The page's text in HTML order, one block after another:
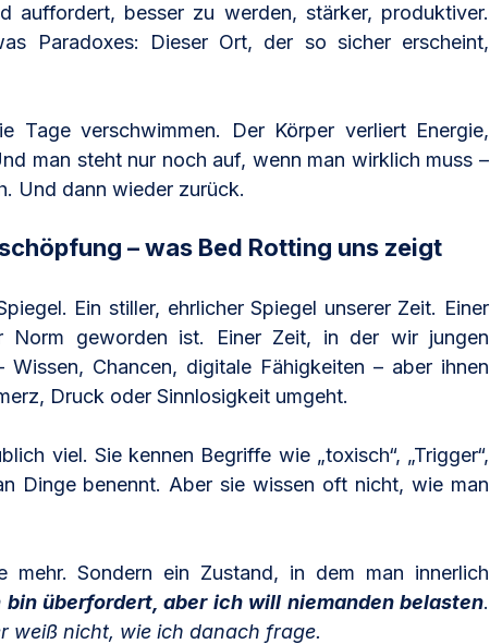
auffordert, besser zu werden, stärker, produktiver.
Paradoxes: Dieser Ort, der so sicher erscheint,
Tage verschwimmen. Der Körper verliert Energie,
man steht nur noch auf, wenn man wirklich muss –
Und dann wieder zurück.
– was Bed Rotting uns zeigt
Ein stiller, ehrlicher Spiegel unserer Zeit. Einer
Norm geworden ist. Einer Zeit, in der wir jungen
Chancen, digitale Fähigkeiten – aber ihnen
Druck oder Sinnlosigkeit umgeht.
viel. Sie kennen Begriffe wie „toxisch“, „Trigger“,
Dinge benennt. Aber sie wissen oft nicht, wie man
mehr. Sondern ein Zustand, in dem man innerlich
bin überfordert, aber ich will niemanden belasten.
weiß nicht, wie ich danach frage.